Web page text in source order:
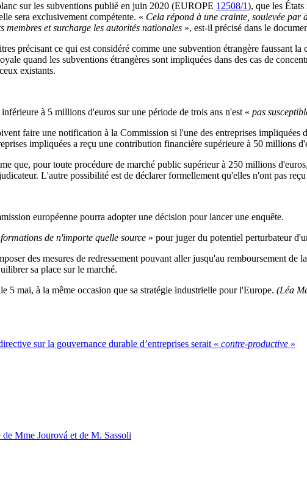
sur les subventions publié en juin 2020 (EUROPE 12508/1), que les
sera exclusivement compétente. « Cela répond à une crainte, soulevée par
membres et surcharge les autorités nationales », est-il précisé dans le
précisant ce qui est considéré comme une subvention étrangère faussant
quand les subventions étrangères sont impliquées dans des cas de
existants.
à 5 millions d'euros sur une période de trois ans n'est « pas
faire une notification à la Commission si l'une des entreprises
impliquées a reçu une contribution financière supérieure à 50 millions
que, pour toute procédure de marché public supérieur à 250 millions
L'autre possibilité est de déclarer formellement qu'elles n'ont pas
européenne pourra adopter une décision pour lancer une enquête.
de n'importe quelle source » pour juger du potentiel perturbateur
des mesures de redressement pouvant aller jusqu'au remboursement
sa place sur le marché.
5 mai, à la même occasion que sa stratégie industrielle pour l'Europe. (Léa
sur la gouvernance durable d’entreprises serait « contre-productive »
de Mme Jourová et de M. Sassoli